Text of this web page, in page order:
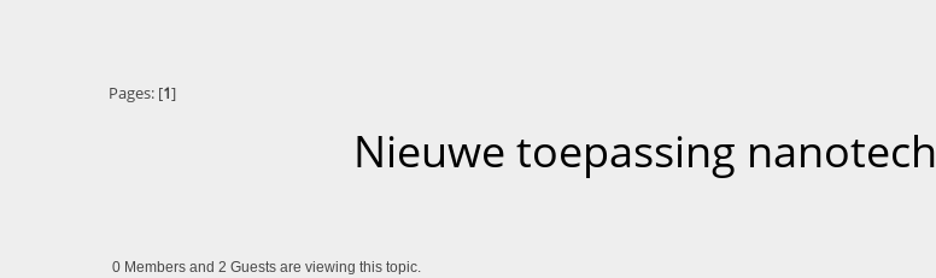
Pages: [1]
Nieuwe toepassing
0 Members and 2 Guests are viewing this topic.